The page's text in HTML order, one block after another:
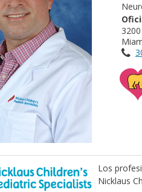
Los
Nicklaus